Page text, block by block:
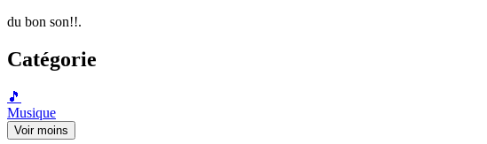
du bon son!!.
Catégorie
🎵
Musique
Voir moins